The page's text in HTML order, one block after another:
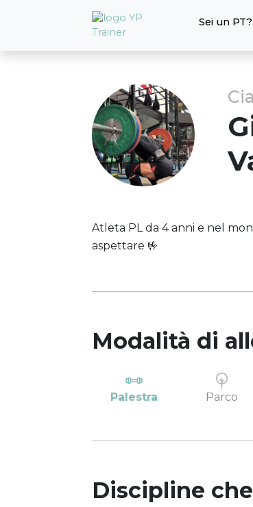
Sei un PT?
Atleta PL da 4 anni e nel
aspettare 🤟
Modalità di
Palestra Parco
Discipline